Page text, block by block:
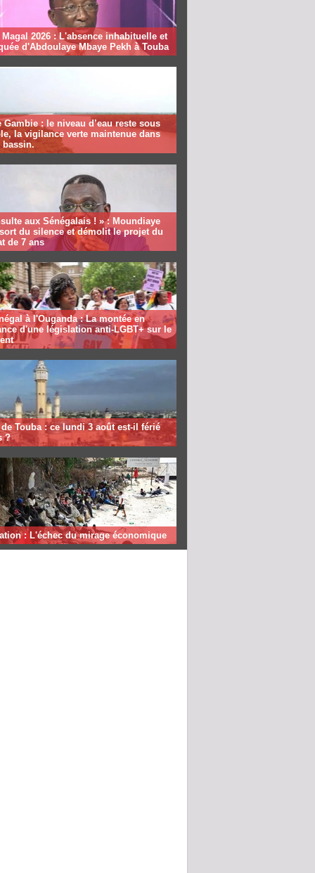
Magal 2026 : L'absence inhabituelle et
d'Abdoulaye Mbaye Pekh à Touba
Gambie : le niveau d’eau reste sous
la vigilance verte maintenue dans
bassin.
aux Sénégalais ! » : Moundiaye
du silence et démolit le projet du
de 7 ans
à l'Ouganda : La montée en
d'une législation anti-LGBT+ sur le
Touba : ce lundi 3 août est-il férié
?
: L'échec du mirage économique